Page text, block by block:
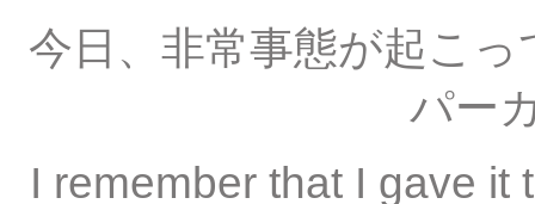
今日、非常事態が起こ
パー
I remember that I gave it